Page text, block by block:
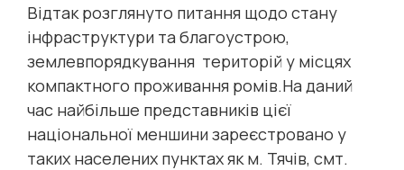
Відтак розглянуто питання щодо стану
інфраструктури та благоустрою,
землевпорядкування територій у місцях
компактного проживання ромів.На даний
час найбільше представників цієї
національної меншини зареєстровано у
таких населених пунктах як м. Тячів, смт.